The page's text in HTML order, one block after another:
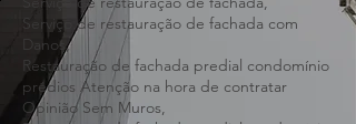
Serviço de restauração de danos,
Serviço de restauração de fachada,
Serviço de restauração de fachada com
Danos,
Restauração de fachada predial condomínio